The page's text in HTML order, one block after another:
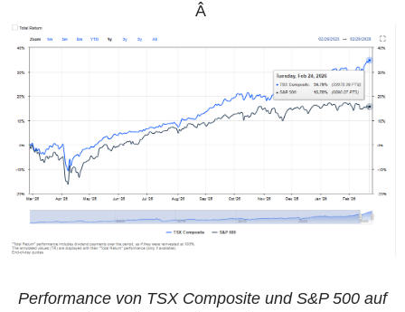
Â
Performance von TSX Composite und S&P 500 auf